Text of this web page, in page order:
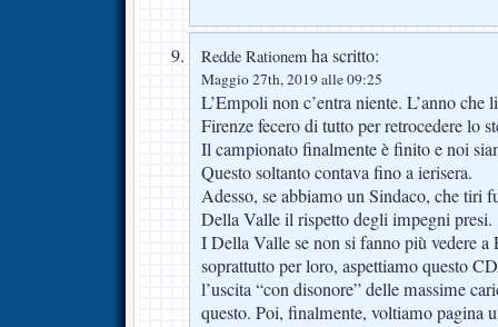
Redde Rationem ha scritto:
Maggio 27th, 2019 alle 09:25
L’Empoli non c’entra niente. L’anno che
Firenze fecero di tutto per retrocedere lo
Il campionato finalmente è finito e noi
Questo soltanto contava fino a ierisera.
Adesso, se abbiamo un Sindaco, che tiri
Della Valle il rispetto degli impegni presi.
I Della Valle se non si fanno più vedere a
soprattutto per loro, aspettiamo questo
l’uscita “con disonore” delle massime
questo. Poi, finalmente, voltiamo pagina